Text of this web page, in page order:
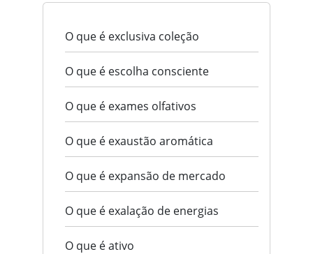
O que é exclusiva coleção
O que é escolha consciente
O que é exames olfativos
O que é exaustão aromática
O que é expansão de mercado
O que é exalação de energias
O que é ativo